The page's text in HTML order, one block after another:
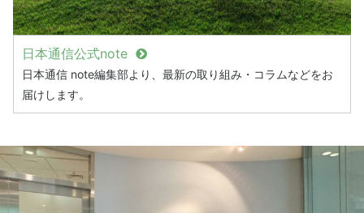
日本通信公式note
日本通信 note編集部より、最新の取り組み・コラムなどをお
届けします。